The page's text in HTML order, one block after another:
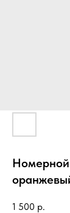
Номерной
1 500 р.